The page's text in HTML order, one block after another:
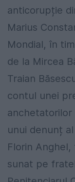
anticorupție
Marius
Mondial, în
de la Mircea
Traian
contul unei
anchetatorilor
unui denunț
Florin
sunat pe